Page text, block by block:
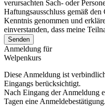
verursachten Sach- oder
Haftungsausschluss gemäß
Kenntnis genommen und
einverstanden, dass meine
Senden
Anmeldung für
Welpenkurs
Diese Anmeldung ist
Eingangs berücksichtigt.
Nach Eingang der Anmeldung
Tagen eine Anmeldebestätigung.